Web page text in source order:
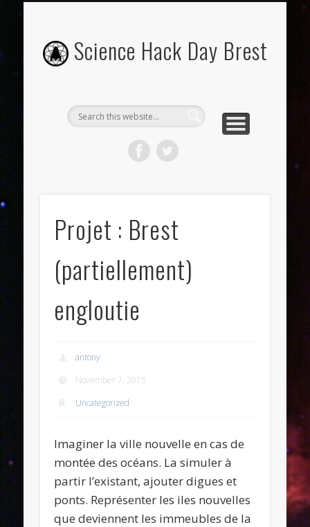
Science Hack Day Brest
Projet : Brest
(partiellement)
engloutie
antony
November 7, 2015
Uncategorized
Imaginer la ville nouvelle en cas de
montée des océans. La simuler à
partir l’existant, ajouter digues et
ponts. Représenter les iles nouvelles
que deviennent les immeubles de la